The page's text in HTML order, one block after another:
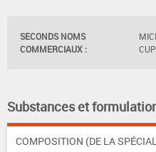
SECONDS NOMS
COMMERCIAUX :
Substances et
COMPOSITION (DE LA